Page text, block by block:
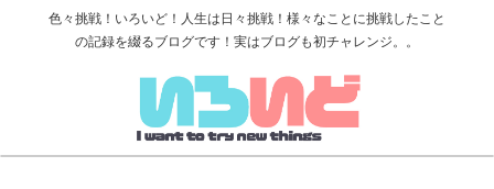
色々挑戦！いろいど！人生は日々挑戦！様々なことに挑戦したこと
の記録を綴るブログです！実はブログも初チャレンジ。。